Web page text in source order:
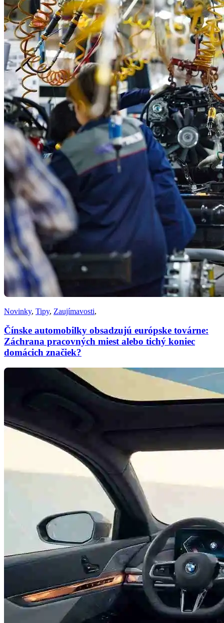
Novinky, Tipy, Zaujímavosti,
Čínske automobilky obsadzujú európske továrne:
Záchrana pracovných miest alebo tichý koniec
domácich značiek?